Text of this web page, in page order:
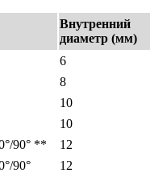
Внутренний
диаметр (мм)
6
8
10
10
90° **
12
90°
12